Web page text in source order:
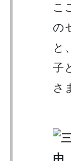
こ
の
と
子
さ